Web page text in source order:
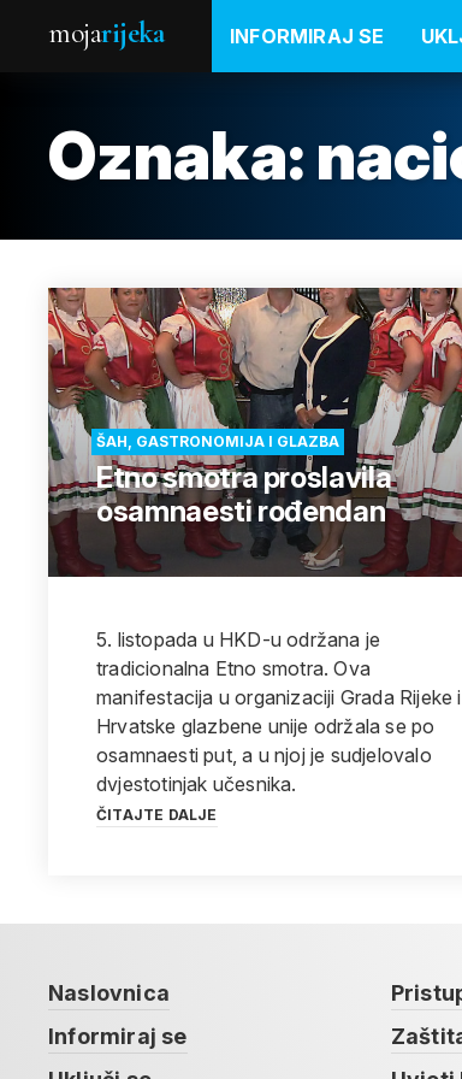
mojarijeka INFORMIRAJ SE
Oznaka:
ŠAH, GASTRONOMIJA I GLAZBA
Etno smotra proslavila
osamnaesti rođendan
5. listopada u HKD-u održana je
tradicionalna Etno smotra. Ova
manifestacija u organizaciji Grada Rijeke i
Hrvatske glazbene unije održala se po
osamnaesti put, a u njoj je sudjelovalo
dvjestotinjak učesnika.
ČITAJTE DALJE
Naslovnica
Informiraj se